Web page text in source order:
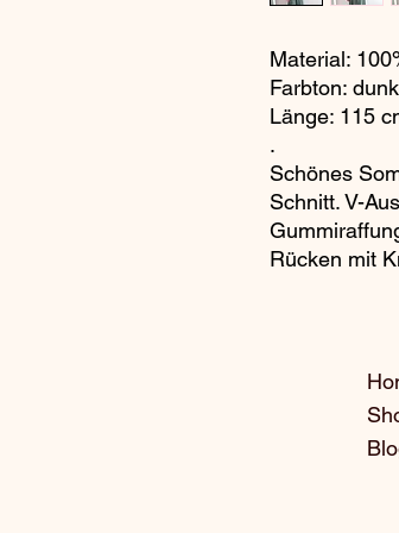
Material:
Farbton:
Länge: 115
.
Schönes
Schnitt. V-
Rücken mit